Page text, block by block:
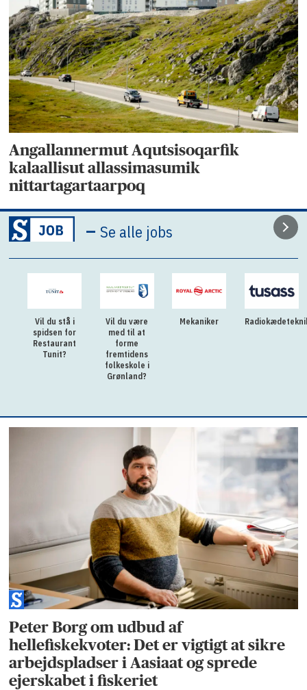
Angallannermut Aqutsisoqarfik
kalaallisut allassimasumik
nittartagartaarpoq
–Se alle jobs
Vil du stå i
spidsen for
Restaurant
Tunit?
Vil du være
med til at
forme
fremtidens
folkeskole i
Grønland?
Mekaniker
Peter Borg om udbud af
hellefiskekvoter: Det er vigtigt at sikre
arbejdspladser i Aasiaat og sprede
ejerskabet i fiskeriet